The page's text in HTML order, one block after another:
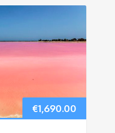
€1,690.00